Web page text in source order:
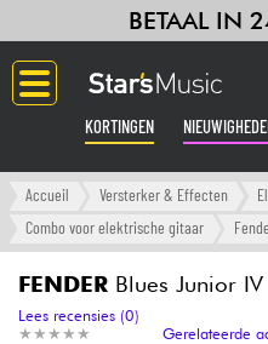
BETAAL IN
KORTINGEN
Langue
Versterker & Effecten
Accueil Versterker & Effecten
Combo voor elektrische gitaar
FENDER Blues Junior
★ ★ ★ ★ ★
★ ★ ★ ★ ★
Lees recensies (0)
Gerelateerde